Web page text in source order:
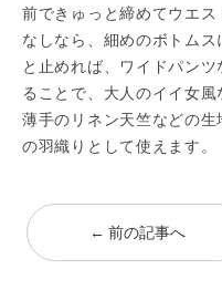
前できゅっと締めてウエ
なしなら、細めのボトム
と止めれば、ワイドパン
ることで、大人のイイ女風
薄手のリネン天竺などの
の羽織りとして使えます。
← 前の記事へ